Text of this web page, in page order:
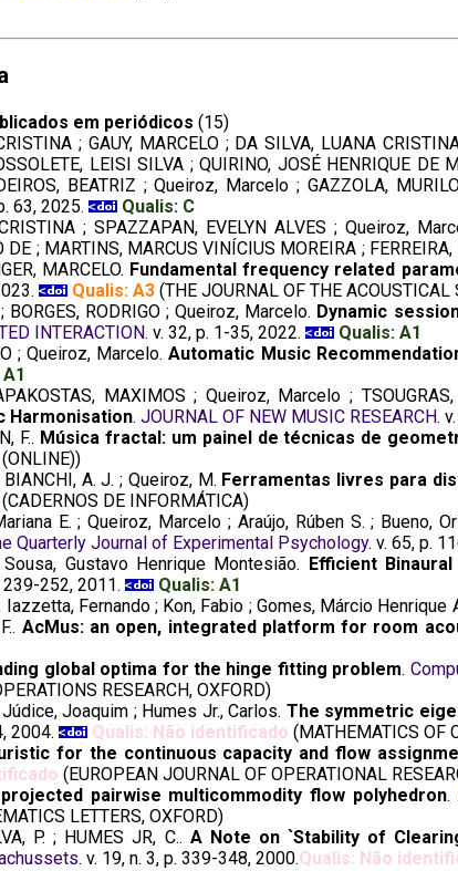
em periódicos (15)
; GAUY, MARCELO ; DA SILVA, LUANA
LEISI SILVA ; QUIRINO, JOSÉ HENRIQUE DE
BEATRIZ ; Queiroz, Marcelo ; GAZZOLA,
63, 2025.
Qualis: C
; SPAZZAPAN, EVELYN ALVES ; Queiroz,
DE ; MARTINS, MARCUS VINÍCIUS MOREIRA ;
MARCELO. Fundamental frequency related
Qualis: A3(THE JOURNAL OF THE ACOUSTICAL
BORGES, RODRIGO ; Queiroz, Marcelo. Dynamic
INTERACTION. v. 32, p. 1-35, 2022.
Qualis: A1
; Queiroz, Marcelo.Automatic Music
MAXIMOS ; Queiroz, Marcelo ;
Harmonisation. JOURNAL OF NEW MUSIC RESEARCH.
F.. Música fractal: um painel de técnicas de
(ONLINE))
BIANCHI, A. J. ; Queiroz, M. Ferramentas livres para
(CADERNOS DE INFORMÁTICA)
E. ; Queiroz, Marcelo ; Araújo, Rúben S. ; Bueno,
Quarterly Journal of Experimental Psychology. v. 65, p.
Gustavo Henrique Montesião.
Efficient
239-252, 2011.
Qualis: A1
Fernando ; Kon, Fabio ; Gomes, Márcio
AcMus: an open, integrated platform for room
global optima for the hinge fitting problem.
RESEARCH, OXFORD)
Joaquim ; Humes Jr., Carlos. The symmetric
2004.
Qualis: Não identificado (MATHEMATICS OF
for the continuous capacity and flow
(EUROPEAN JOURNAL OF OPERATIONAL
pairwise multicommodity flow polyhedron.
LETTERS, OXFORD)
P. ; HUMES JR, C.. A Note on `Stability of
. v. 19, n. 3, p. 339-348, 2000.Qualis: Não